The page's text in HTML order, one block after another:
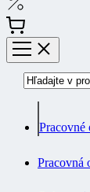
Pracovné
Pracovná